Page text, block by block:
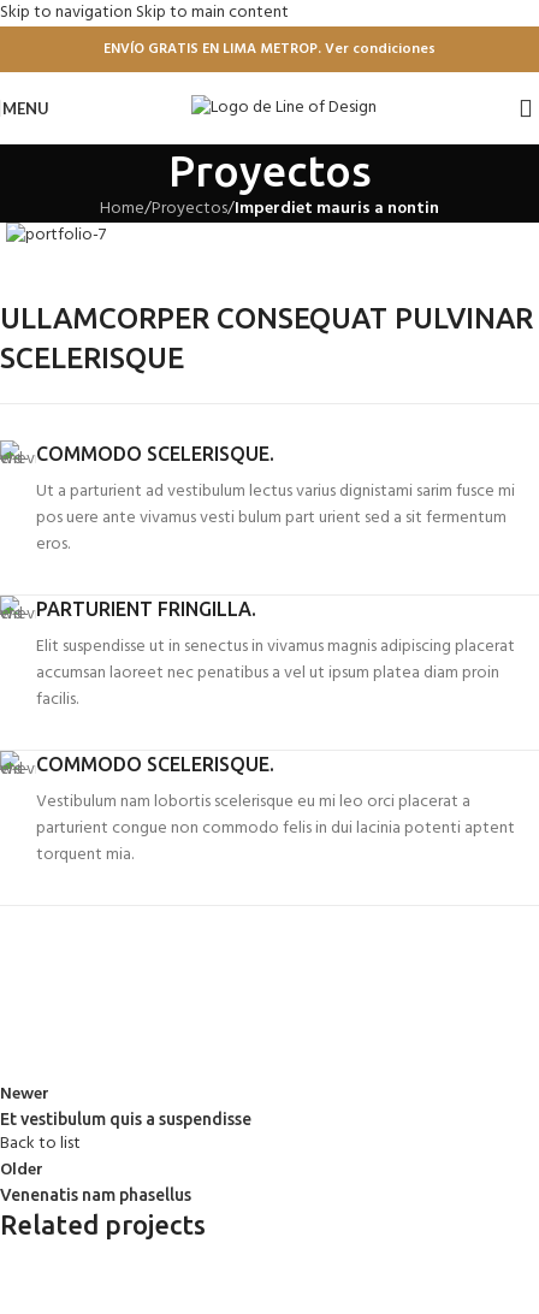
Skip to navigation Skip to main content
ENVÍO GRATIS EN LIMA METROP. Ver condiciones
MENU
Proyectos
Home/Proyectos/Imperdiet mauris a nontin
ULLAMCORPER CONSEQUAT PULVINAR
SCELERISQUE
COMMODO SCELERISQUE.
Ut a parturient ad vestibulum lectus varius dignistami sarim fusce mi
pos uere ante vivamus vesti bulum part urient sed a sit fermentum
eros.
PARTURIENT FRINGILLA.
Elit suspendisse ut in senectus in vivamus magnis adipiscing placerat
accumsan laoreet nec penatibus a vel ut ipsum platea diam proin
facilis.
COMMODO SCELERISQUE.
Vestibulum nam lobortis scelerisque eu mi leo orci placerat a
parturient congue non commodo felis in dui lacinia potenti aptent
torquent mia.
Newer
Et vestibulum quis a suspendisse
Back to list
Older
Venenatis nam phasellus
Related projects